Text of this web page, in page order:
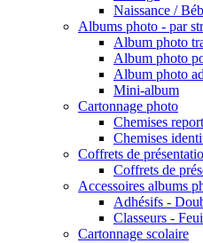
Naissance /
Albums photo - par
Album photo
Album photo
Album photo
Mini-album
Cartonnage photo
Chemises
Chemises
Coffrets de
Coffrets de
Accessoires albums
Adhésifs -
Classeurs -
Cartonnage scolaire